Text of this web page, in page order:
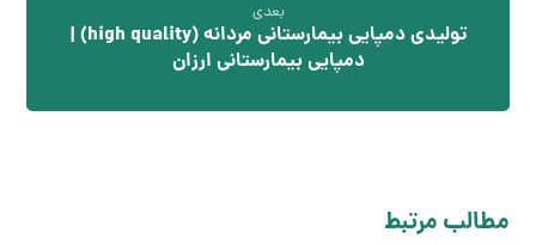
بعدی
تولیدی دمپایی بیمارستانی مردانه (high quality) |
دمپایی بیمارستانی ارزان
مطالب مرتبط